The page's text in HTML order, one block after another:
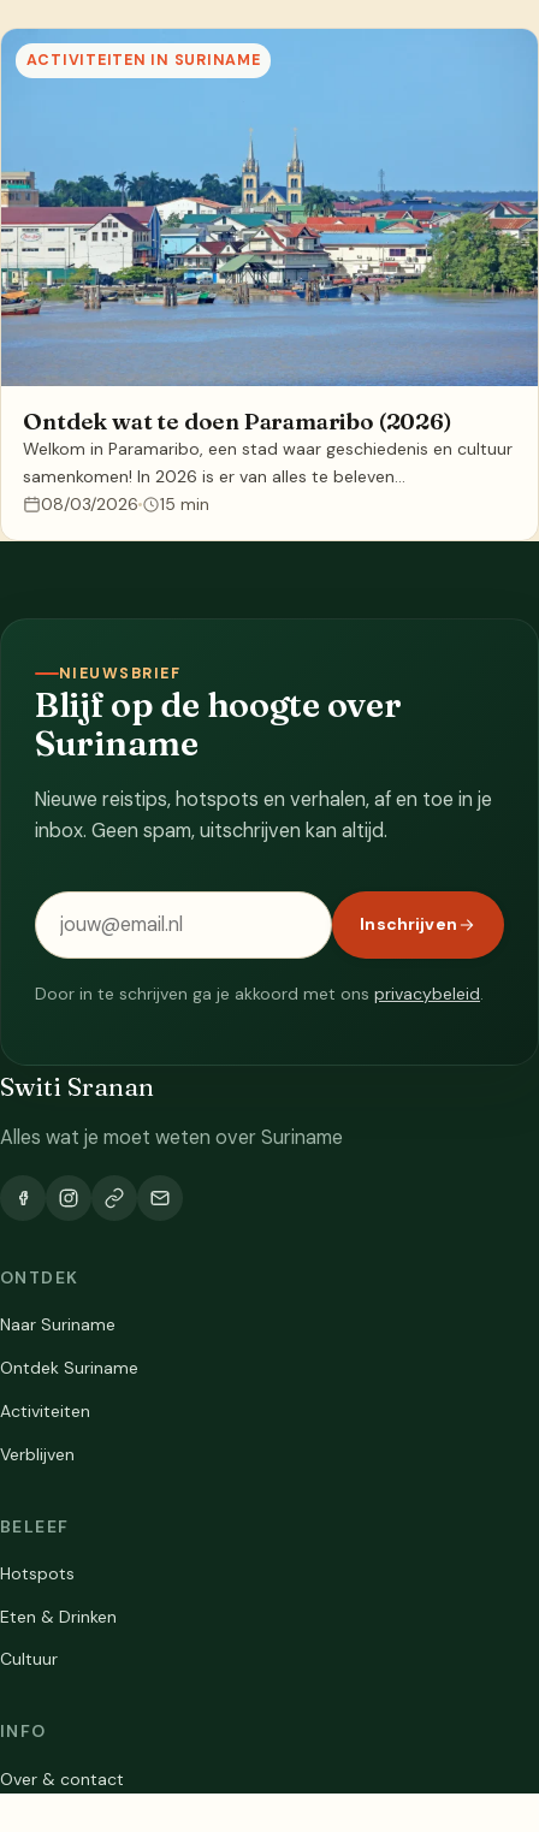
ACTIVITEITEN IN SURINAME
Ontdek wat te doen Paramaribo (2026)
Welkom in Paramaribo, een stad waar geschiedenis en cultuur
samenkomen! In 2026 is er van alles te beleven…
08/03/2026
15 min
NIEUWSBRIEF
Blijf op de hoogte over
Suriname
Nieuwe reistips, hotspots en verhalen, af en toe in je
inbox. Geen spam, uitschrijven kan altijd.
E-mailadres
Inschrijven
Door in te schrijven ga je akkoord met ons privacybeleid.
Switi Sranan
Alles wat je moet weten over Suriname
ONTDEK
Naar Suriname
Ontdek Suriname
Activiteiten
Verblijven
BELEEF
Hotspots
Eten & Drinken
Cultuur
INFO
Over & contact